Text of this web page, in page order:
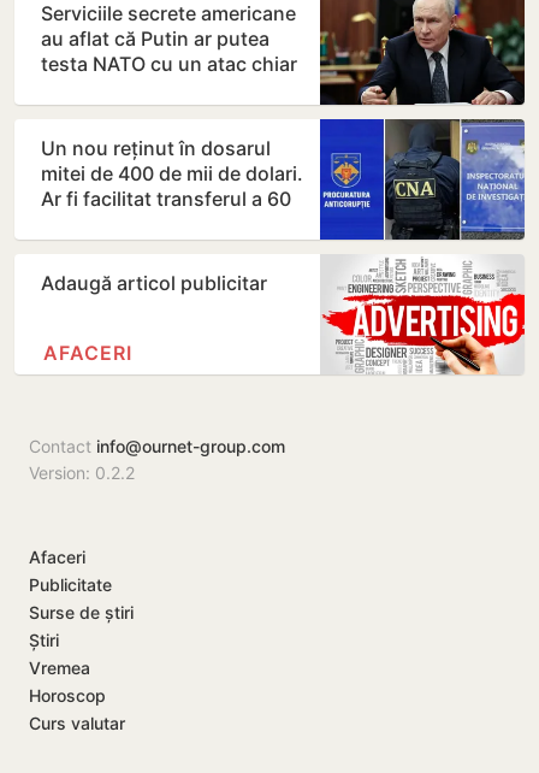
Serviciile secrete americane
au aflat că Putin ar putea
testa NATO cu un atac chiar
Un nou reținut în dosarul
mitei de 400 de mii de dolari.
Ar fi facilitat transferul a 60
Adaugă articol publicitar
AFACERI
Contact info@ournet-group.com
Version: 0.2.2
Afaceri
Publicitate
Surse de știri
Știri
Vremea
Horoscop
Curs valutar